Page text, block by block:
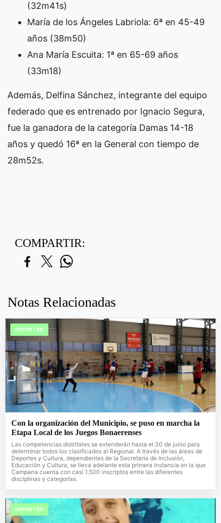
(32m41s)
María de los Ángeles Labriola: 6ª en 45-49
años (38m50)
Ana María Escuita: 1ª en 65-69 años
(33m18)
Además, Delfina Sánchez, integrante del equipo
federado que es entrenado por Ignacio Segura,
fue la ganadora de la categoría Damas 14-18
años y quedó 16ª en la General con tiempo de
28m52s.
COMPARTIR:
Notas Relacionadas
DEPORTES
Con la organización del Municipio, se puso en marcha la
Etapa Local de los Juegos Bonaerenses
Las competencias distritales se extenderán hasta el 30 de junio para
determinar todos los clasificados al Regional. A través de las áreas de
Deportes y Cultura, dependientes de la Secretaría de Inclusión,
Educación y Cultura, se lleva adelante esta primera instancia en la que
Campana cuenta con casi 1.500 inscriptos entre las diferentes
disciplinas y categorías.
DEPORTES